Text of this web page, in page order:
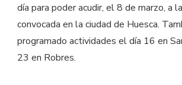
día para poder acudir, el 8 de marzo, a
convocada en la ciudad de Huesca.
programado actividades el día 16 en
23 en Robres.